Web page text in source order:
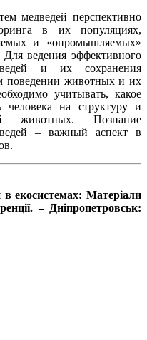
медведей перспективно
в их популяциях,
и «опромышляемых»
ведения эффективного
и их сохранения
поведении животных и их
учитывать, какое
человека на структуру и
животных. Познание
– важный аспект в
в екосистемах: Матеріали
– Дніпропетровськ: